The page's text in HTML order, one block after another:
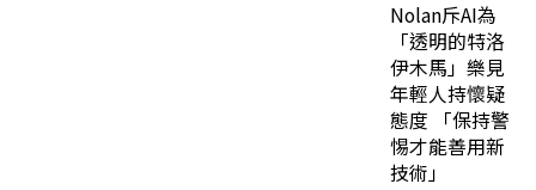
Nolan斥AI為
「透明的特洛
伊木馬」樂見
年輕人持懷疑
態度 「保持警
惕才能善用新
技術」